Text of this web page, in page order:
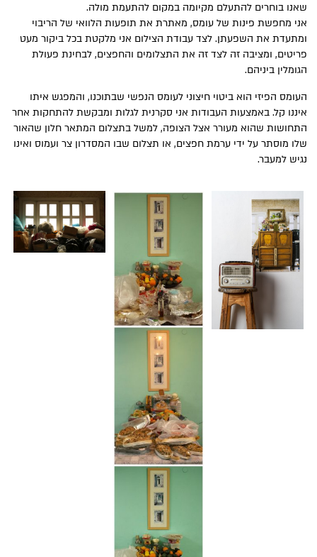
שאנו בוחרים להתעלם מקיומה במקום להתעמת מולה.
אני מחפשת פינות של עומס, מאתרת את תופעות הלוואי של הריבוי
ומתעדת את השפעתן. לצד עבודת הצילום אני מלקטת בכל ביקור מעט
פריטים, ומציבה זה לצד זה את התצלומים והחפצים, לבחינת פעולת
הגומלין ביניהם.
העומס הפיזי הוא ביטוי חיצוני לעומס הנפשי שבתוכנו, והמפגש איתו
איננו קל. באמצעות העבודות אני סקרנית לגלות ומבקשת להתחקות אחר
התחושות שהוא מעורר אצל הצופה, למשל בתצלום המתאר חלון שהאור
שלו מוסתר על ידי ערמת חפצים, או תצלום שבו המסדרון צר ועמוס ואינו
נגיש למעבר.